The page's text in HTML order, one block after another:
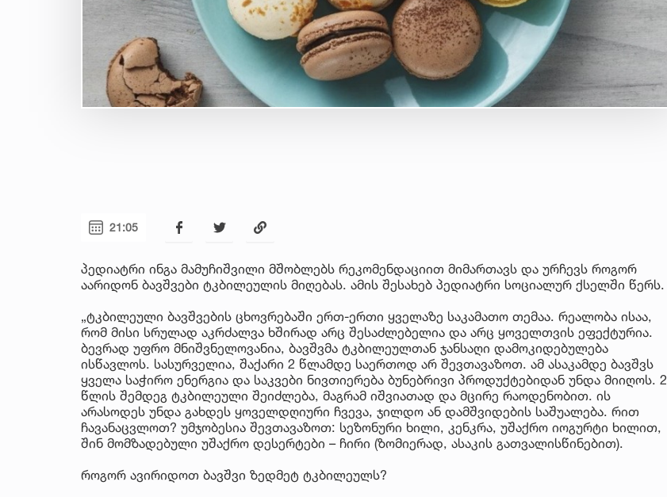
21:05
პედიატრი ინგა მამუჩიშვილი მშობლებს რეკომენდაციით მიმართავს და ურჩევს როგორ
აარიდონ ბავშვები ტკბილეულის მიღებას. ამის შესახებ პედიატრი სოციალურ ქსელში წერს.
„ტკბილეული ბავშვების ცხოვრებაში ერთ-ერთი ყველაზე საკამათო თემაა. რეალობა ისაა,
რომ მისი სრულად აკრძალვა ხშირად არც შესაძლებელია და არც ყოველთვის ეფექტურია.
ბევრად უფრო მნიშვნელოვანია, ბავშვმა ტკბილეულთან ჯანსაღი დამოკიდებულება
ისწავლოს. სასურველია, შაქარი 2 წლამდე საერთოდ არ შევთავაზოთ. ამ ასაკამდე ბავშვს
ყველა საჭირო ენერგია და საკვები ნივთიერება ბუნებრივი პროდუქტებიდან უნდა მიიღოს. 2
წლის შემდეგ ტკბილეული შეიძლება, მაგრამ იშვიათად და მცირე რაოდენობით. ის
არასოდეს უნდა გახდეს ყოველდღიური ჩვევა, ჯილდო ან დამშვიდების საშუალება. რით
ჩავანაცვლოთ? უმჯობესია შევთავაზოთ: სეზონური ხილი, კენკრა, უშაქრო იოგურტი ხილით,
შინ მომზადებული უშაქრო დესერტები – ჩირი (ზომიერად, ასაკის გათვალისწინებით).
როგორ ავირიდოთ ბავშვი ზედმეტ ტკბილეულს?